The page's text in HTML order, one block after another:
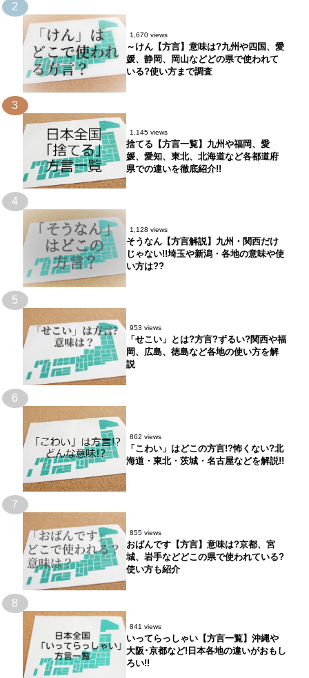
2
1,670 views
～けん【方言】意味は?九州や四国、愛
媛、静岡、岡山などどの県で使われて
いる?使い方まで調査
3
1,145 views
捨てる【方言一覧】九州や福岡、愛
媛、愛知、東北、北海道など各都道府
県での違いを徹底紹介!!
4
1,128 views
そうなん【方言解説】九州・関西だけ
じゃない!!埼玉や新潟・各地の意味や使
い方は??
5
953 views
「せこい」とは?方言?ずるい?関西や福
岡、広島、徳島など各地の使い方を解
説
6
862 views
「こわい」はどこの方言!?怖くない?北
海道・東北・茨城・名古屋などを解説!!
7
855 views
おばんです【方言】意味は?京都、宮
城、岩手などどこの県で使われている?
使い方も紹介
8
841 views
いってらっしゃい【方言一覧】沖縄や
大阪･京都など!日本各地の違いがおもし
ろい!!